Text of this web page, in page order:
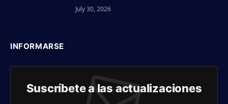
July 30, 2026
INFORMARSE
Suscríbete a las actualizaciones